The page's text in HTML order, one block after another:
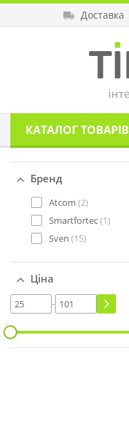
Доставка
КАТАЛОГТОВАРІВ
Бренд
Atcom (2)
Smartfortec(1)
Sven (15)
Ціна
-